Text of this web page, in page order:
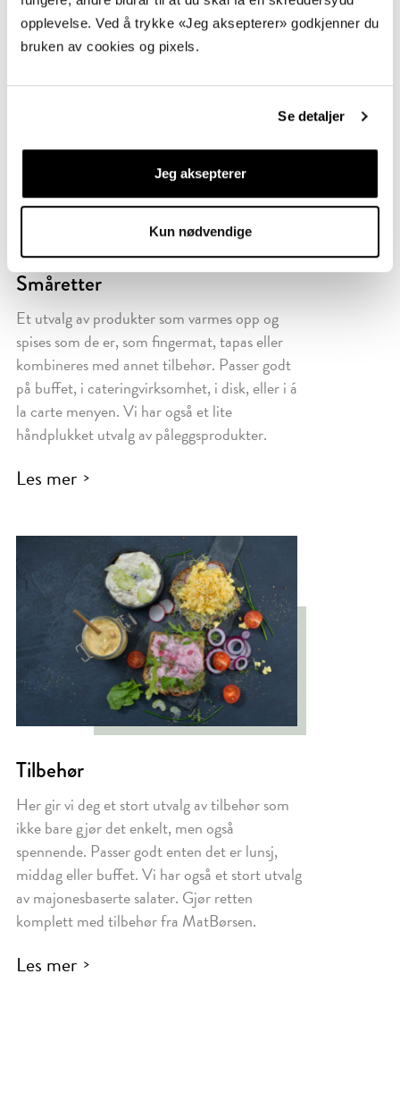
opplevelse. Ved å trykke «Jeg aksepterer» godkjenner du
bruken av cookies og pixels.
Se detaljer
Jeg aksepterer
Kun nødvendige
Småretter
Et utvalg av produkter som varmes opp og
spises som de er, som fingermat, tapas eller
kombineres med annet tilbehør. Passer godt
på buffet, i cateringvirksomhet, i disk, eller i á
la carte menyen. Vi har også et lite
håndplukket utvalg av påleggsprodukter.
Les mer
Tilbehør
Her gir vi deg et stort utvalg av tilbehør som
ikke bare gjør det enkelt, men også
spennende. Passer godt enten det er lunsj,
middag eller buffet. Vi har også et stort utvalg
av majonesbaserte salater. Gjør retten
komplett med tilbehør fra MatBørsen.
Les mer